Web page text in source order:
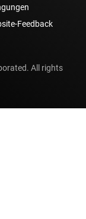
Feedback
All rights